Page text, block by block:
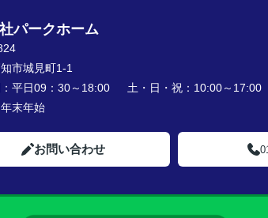
パークホーム
市城見町1-1
平日09：30～18:00 土・日・祝：10:00～17:00
年末年始
お問い合わせ